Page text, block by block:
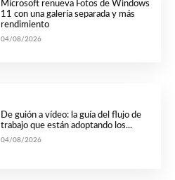
Microsoft renueva Fotos de Windows
11 con una galería separada y más
rendimiento
04/08/2026
De guión a vídeo: la guía del flujo de
trabajo que están adoptando los...
04/08/2026